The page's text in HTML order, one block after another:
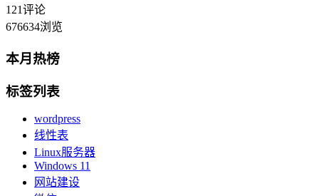
121评论
676634浏览
本月热榜
标签列表
wordpress
线性表
Linux服务器
Windows 11
网站建设